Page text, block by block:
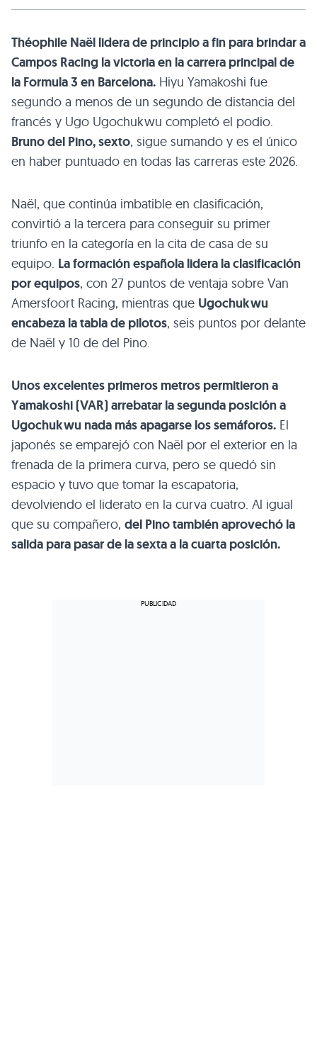
Théophile Naël lidera de principio a fin para brindar a
Campos Racing la victoria en la carrera principal de
la Formula 3 en Barcelona. Hiyu Yamakoshi fue
segundo a menos de un segundo de distancia del
francés y Ugo Ugochukwu completó el podio.
Bruno del Pino, sexto, sigue sumando y es el único
en haber puntuado en todas las carreras este 2026.
Naël, que continúa imbatible en clasificación,
convirtió a la tercera para conseguir su primer
triunfo en la categoría en la cita de casa de su
equipo. La formación española lidera la clasificación
por equipos, con 27 puntos de ventaja sobre Van
Amersfoort Racing, mientras que Ugochukwu
encabeza la tabla de pilotos, seis puntos por delante
de Naël y 10 de del Pino.
Unos excelentes primeros metros permitieron a
Yamakoshi (VAR) arrebatar la segunda posición a
Ugochukwu nada más apagarse los semáforos. El
japonés se emparejó con Naël por el exterior en la
frenada de la primera curva, pero se quedó sin
espacio y tuvo que tomar la escapatoria,
devolviendo el liderato en la curva cuatro. Al igual
que su compañero, del Pino también aprovechó la
salida para pasar de la sexta a la cuarta posición.